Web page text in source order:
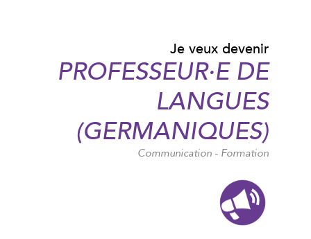
Je veux devenir
PROFESSEUR·E DE
LANGUES
(GERMANIQUES)
Communication - Formation